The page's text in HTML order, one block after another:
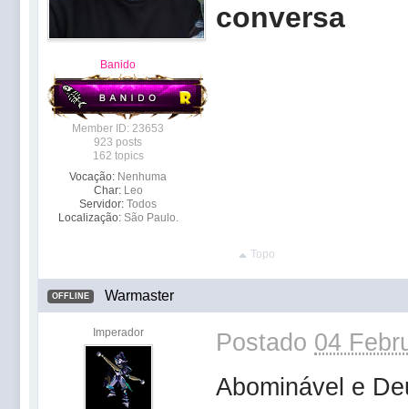
Banido
Member ID: 23653
923 posts
162 topics
Vocação: Nenhuma
Char: Leo
Servidor: Todos
Localização: São Paulo.
conversa
Topo
OFFLINE Warmaster
Imperador Postado 04
Abominável e